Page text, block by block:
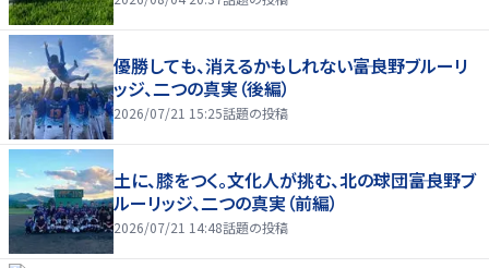
優勝しても、消えるかもしれない――富良野ブルーリ
ッジ、二つの真実（後編）
2026/07/21 15:25話題の投稿
土に、膝をつく。文化人が挑む、北の球団――富良野ブ
ルーリッジ、二つの真実（前編）
2026/07/21 14:48話題の投稿